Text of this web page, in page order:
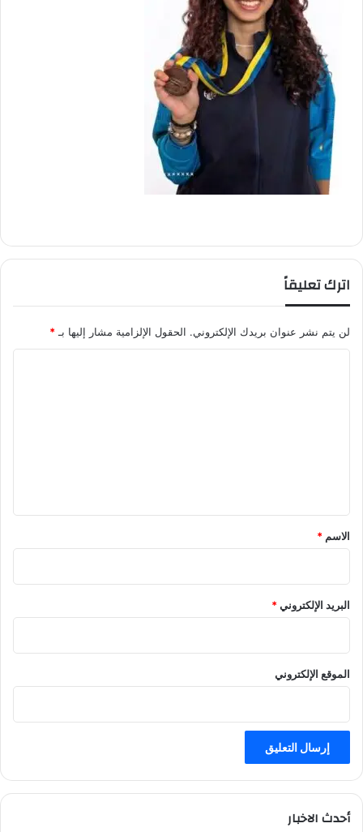
اترك تعليقاً
لن يتم نشر عنوان بريدك الإلكتروني. الحقول الإلزامية مشار إليها بـ *
*
الاسم *
البريد الإلكتروني*
الموقع الإلكتروني
أحدث الاخبار